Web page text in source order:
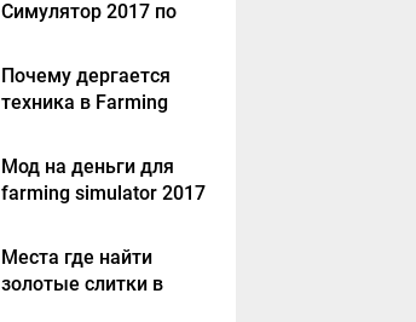
Симулятор 2017 по
Почему дергается
техника в Farming
Мод на деньги для
farming simulator 2017
Места где найти
золотые слитки в